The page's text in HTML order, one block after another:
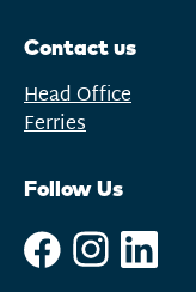
Contact us
Head Office
Ferries
Follow Us